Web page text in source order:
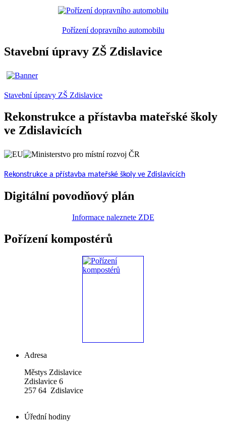
Pořízení dopravního automobilu
Stavební úpravy ZŠ Zdislavice
Stavební úpravy ZŠ Zdislavice
Rekonstrukce a přístavba mateřské školy
ve Zdislavicích
Rekonstrukce a přístavba mateřské školy ve Zdislavicích
Digitální povodňový plán
Informace naleznete ZDE
Pořízení kompostérů
Adresa
Městys Zdislavice
Zdislavice 6
257 64 Zdislavice
Úřední hodiny